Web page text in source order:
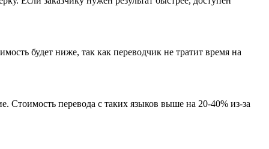
будет ниже, так как переводчик не тратит время на
Стоимость перевода с таких языков выше на 20-40% из-за